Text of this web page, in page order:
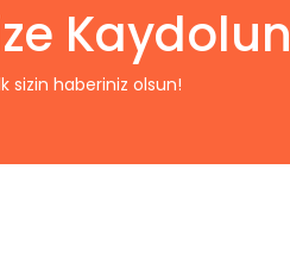
Kaydolun
sizin haberiniz olsun!